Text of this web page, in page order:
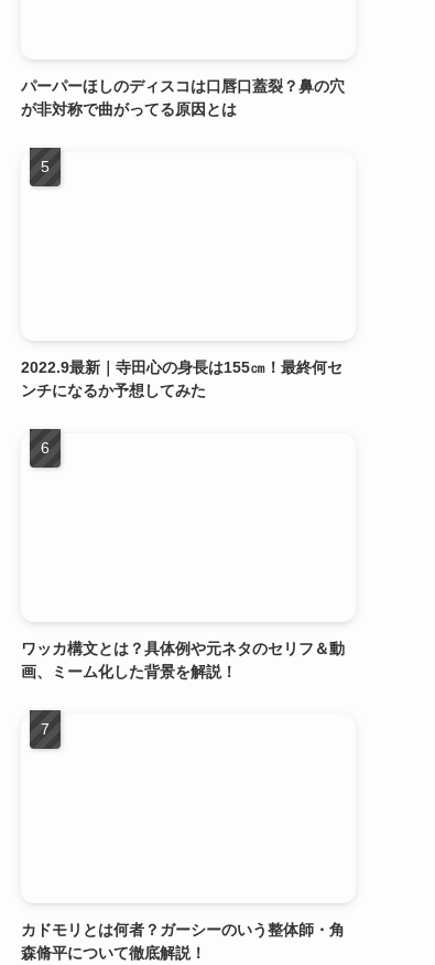
パーパーほしのディスコは口唇口蓋裂？鼻の穴
が非対称で曲がってる原因とは
2022.9最新｜寺田心の身長は155㎝！最終何セ
ンチになるか予想してみた
ワッカ構文とは？具体例や元ネタのセリフ＆動
画、ミーム化した背景を解説！
カドモリとは何者？ガーシーのいう整体師・角
森脩平について徹底解説！